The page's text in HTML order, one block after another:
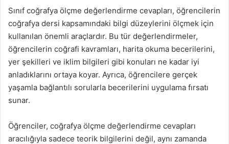
Sınıf coğrafya ölçme değerlendirme cevapları, öğrencilerin
coğrafya dersi kapsamındaki bilgi düzeylerini ölçmek için
kullanılan önemli araçlardır. Bu tür değerlendirmeler,
öğrencilerin coğrafi kavramları, harita okuma becerilerini,
yer şekilleri ve iklim bilgileri gibi konuları ne kadar iyi
anladıklarını ortaya koyar. Ayrıca, öğrencilere gerçek
yaşamla bağlantılı sorularla becerilerini uygulama fırsatı
sunar.
Öğrenciler, coğrafya ölçme değerlendirme cevapları
aracılığıyla sadece teorik bilgilerini değil, aynı zamanda